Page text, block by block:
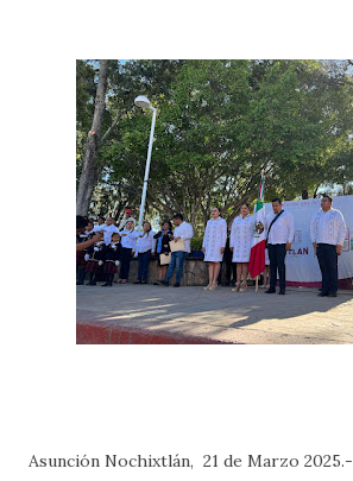
Asunción Nochixtlán, 21 de Marzo